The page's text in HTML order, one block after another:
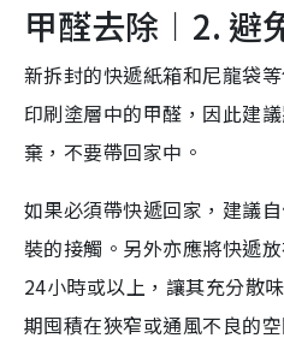
甲醛去除︱2. 避
新拆封的快遞紙箱和尼龍袋
印刷塗層中的甲醛，因此建
棄，不要帶回家中。
如果必須帶快遞回家，建議
裝的接觸。另外亦應將快遞
24小時或以上，讓其充分散
期囤積在狹窄或通風不良的